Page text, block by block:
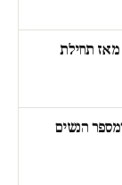
מאז תחילת
הנשים